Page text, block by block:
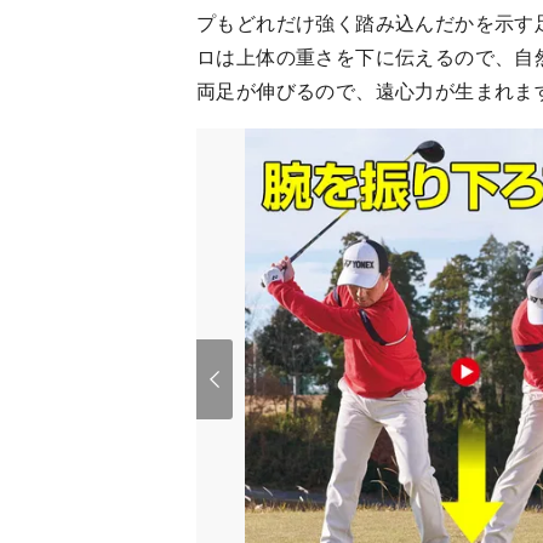
プもどれだけ強く踏み込んだかを示
ロは上体の重さを下に伝えるので、
両足が伸びるので、遠心力が生まれま